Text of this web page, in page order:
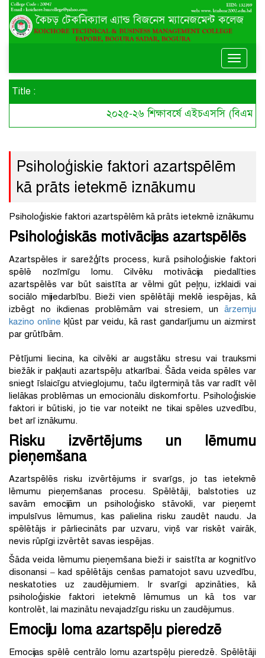
Toggle
Title :
২০২৫-২৬ শিক্ষাবর্ষে এইচএসসি
Psiholoģiskie faktori azartspēlēm
kā prāts ietekmē iznākumu
Psiholoģiskie faktori azartspēlēm kā prāts ietekmē iznākumu
Psiholoģiskās motivācijas azartspēlēs
Azartspēles ir sarežģīts process, kurā psiholoģiskie faktori
spēlē nozīmīgu lomu. Cilvēku motivācija piedalīties
azartspēlēs var būt saistīta ar vēlmi gūt peļņu, izklaidi vai
sociālo mijiedarbību. Bieži vien spēlētāji meklē iespējas, kā
izbēgt no ikdienas problēmām vai stresiem, un ārzemju
kazino online kļūst par veidu, kā rast gandarījumu un aizmirst
par grūtībām.
Pētījumi liecina, ka cilvēki ar augstāku stresu vai trauksmi
biežāk ir pakļauti azartspēļu atkarībai. Šāda veida spēles var
sniegt īslaicīgu atvieglojumu, taču ilgtermiņā tās var radīt vēl
lielākas problēmas un emocionālu diskomfortu. Psiholoģiskie
faktori ir būtiski, jo tie var noteikt ne tikai spēles uzvedību,
bet arī iznākumu.
Risku izvērtējums un lēmumu
pieņemšana
Azartspēlēs risku izvērtējums ir svarīgs, jo tas ietekmē
lēmumu pieņemšanas procesu. Spēlētāji, balstoties uz
savām emocijām un psiholoģisko stāvokli, var pieņemt
impulsīvus lēmumus, kas palielina risku zaudēt naudu. Ja
spēlētājs ir pārliecināts par uzvaru, viņš var riskēt vairāk,
nevis rūpīgi izvērtēt savas iespējas.
Šāda veida lēmumu pieņemšana bieži ir saistīta ar kognitīvo
disonansi – kad spēlētājs cenšas pamatojot savu uzvedību,
neskatoties uz zaudējumiem. Ir svarīgi apzināties, kā
psiholoģiskie faktori ietekmē lēmumus un kā tos var
kontrolēt, lai mazinātu nevajadzīgu risku un zaudējumus.
Emociju loma azartspēļu pieredzē
Emocijas spēlē centrālo lomu azartspēļu pieredzē. Spēlētāji